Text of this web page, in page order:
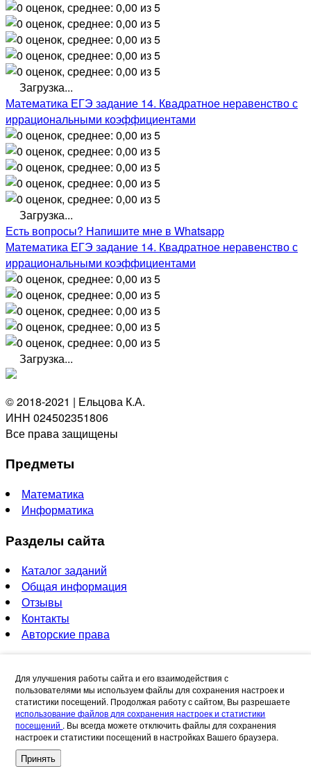
Загрузка...
Математика ЕГЭ задание 14. Квадратное неравенство с
иррациональными коэффициентами
Загрузка...
Есть вопросы? Напишите мне в Whatsapp
Математика ЕГЭ задание 14. Квадратное неравенство с
иррациональными коэффициентами
Загрузка...
© 2018-2021 | Ельцова К.А.
ИНН 024502351806
Все права защищены
Предметы
Математика
Информатика
Разделы сайта
Каталог заданий
Общая информация
Отзывы
Контакты
Авторские права
vsereshy@mail.ru
Способы оплаты
Для улучшения работы сайта и его взаимодействия с
пользователями мы используем файлы для сохранения настроек и
статистики посещений. Продолжая работу с сайтом, Вы разрешаете
использование файлов для сохранения настроек и статистики
посещений . Вы всегда можете отключить файлы для сохранения
настроек и статистики посещений в настройках Вашего браузера.
Принять